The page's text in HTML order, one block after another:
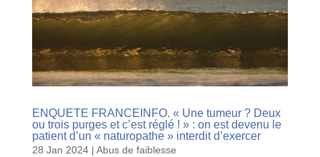
ENQUETE FRANCEINFO. « Une tumeur ? Deux
ou trois purges et c’est réglé ! » : on est devenu le
patient d’un « naturopathe » interdit d’exercer
28 Jan 2024| Abus de faiblesse